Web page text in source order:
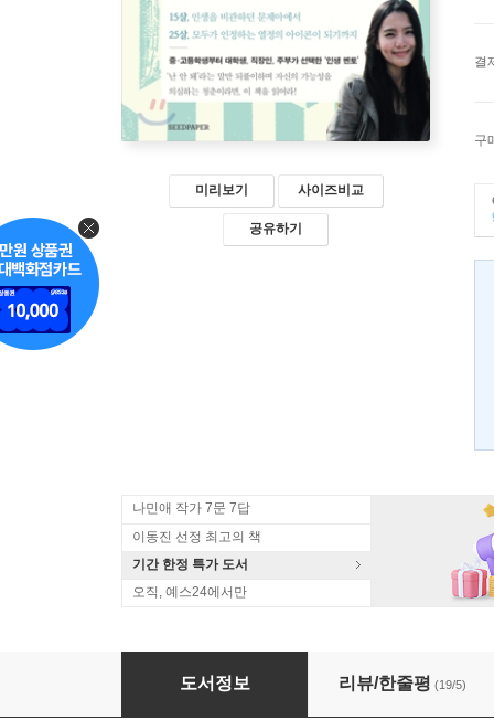
미리보기 사이즈비교
공유하기
결
구
나민애 작가 7문 7답
이동진 선정 최고의 책
기간 한정 특가 도서
오직, 예스24에서만
늦지 않았어 지금 시작해
도서정보 리뷰/한줄평 (19/5)